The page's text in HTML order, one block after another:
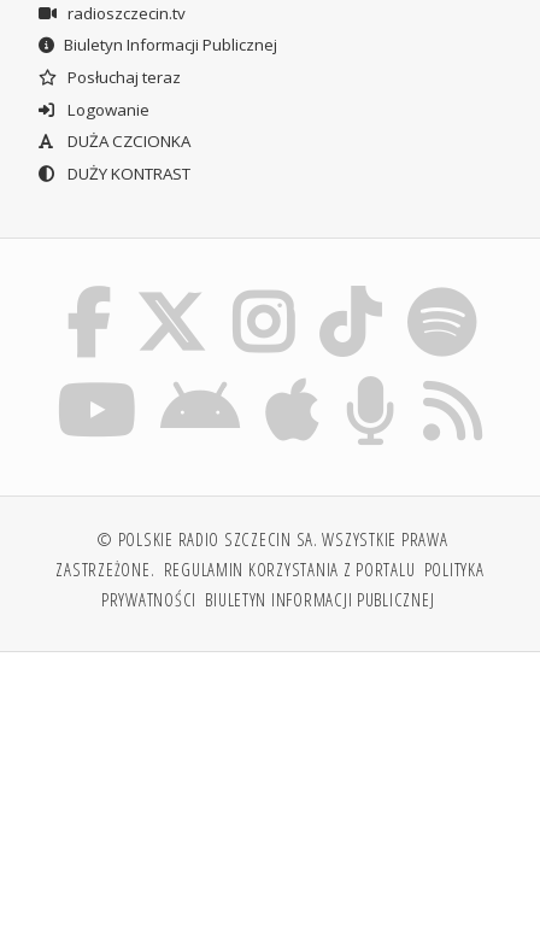
radioszczecin.tv
Biuletyn Informacji Publicznej
Posłuchaj teraz
Logowanie
DUŻA CZCIONKA
DUŻY KONTRAST
© POLSKIE RADIO SZCZECIN SA. WSZYSTKIE PRAWA
ZASTRZEŻONE. REGULAMIN KORZYSTANIA Z PORTALU POLITYKA
PRYWATNOŚCI BIULETYN INFORMACJI PUBLICZNEJ